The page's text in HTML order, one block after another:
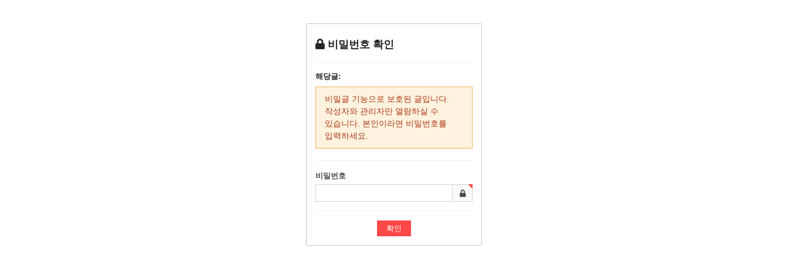
비밀번호 확인
해당글:
비밀글 기능으로 보호된 글입니다.
작성자와 관리자만 열람하실 수
있습니다. 본인이라면 비밀번호를
입력하세요.
비밀번호